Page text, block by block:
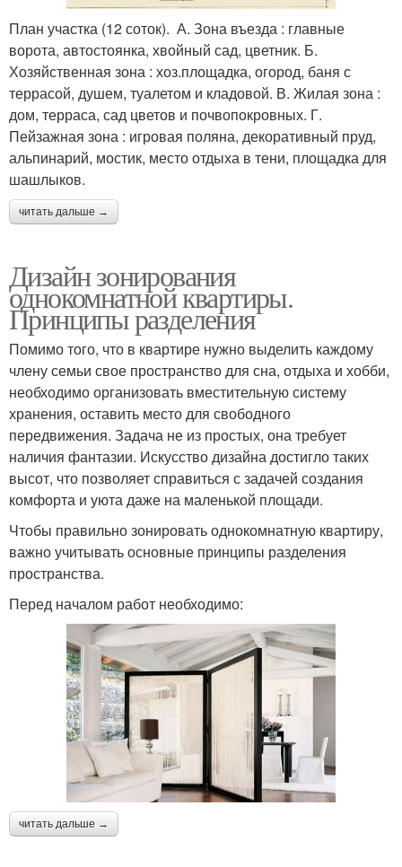
План участка (12 соток). А. Зона въезда : главные
ворота, автостоянка, хвойный сад, цветник. Б.
Хозяйственная зона : хоз.площадка, огород, баня с
террасой, душем, туалетом и кладовой. В. Жилая зона :
дом, терраса, сад цветов и почвопокровных. Г.
Пейзажная зона : игровая поляна, декоративный пруд,
альпинарий, мостик, место отдыха в тени, площадка для
шашлыков.
читать дальше →
Дизайн зонирования
однокомнатной квартиры.
Принципы разделения
Помимо того, что в квартире нужно выделить каждому
члену семьи свое пространство для сна, отдыха и хобби,
необходимо организовать вместительную систему
хранения, оставить место для свободного
передвижения. Задача не из простых, она требует
наличия фантазии. Искусство дизайна достигло таких
высот, что позволяет справиться с задачей создания
комфорта и уюта даже на маленькой площади.
Чтобы правильно зонировать однокомнатную квартиру,
важно учитывать основные принципы разделения
пространства.
Перед началом работ необходимо:
читать дальше →